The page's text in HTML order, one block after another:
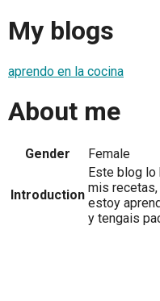
My blogs
aprendo en la cocina
About me
Gender Female
Introduction
Este blog lo
mis
estoy
y tengais